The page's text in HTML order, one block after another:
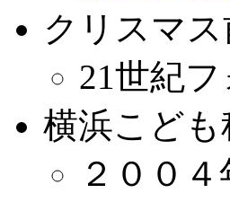
クリスマ
21世紀
横浜こど
２００